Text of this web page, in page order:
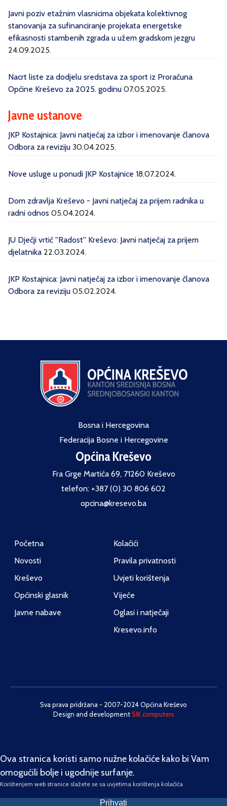
Javni poziv etažnim vlasnicima objekata kolektivnog
stanovanja za sufinanciranje projekata energetske
efikasnosti stambenih zgrada u užem gradskom jezgru
24.09.2025.
Nacrt liste za dodjelu sredstava za sport iz Proračuna
Općine Kreševo za 2025. godinu 07.05.2025.
Javne ustanove
JKP Kostajnica: Javni natječaj za izbor i imenovanje članova
Odbora za reviziju 30.04.2025.
Nove usluge u ponudi JKP Kostajnice 18.07.2024.
Dom zdravlja Kreševo - Javni natječaj za prijem radnika u
radni odnos 05.04.2024.
JU Dječji vrtić ''Radost'' Kreševo: Javni natječaj za prijem
djelatnika 22.03.2024.
JKP Kostajnica: Javni natječaj za izbor i imenovanje članova
Odbora za reviziju 05.02.2024.
Bosna i Hercegovina
Federacija Bosne i Hercegovine
Općina Kreševo
Fra Grge Martića 69, 71260 Kreševo
telefon: +387 (0) 30 806 602
opcina@kresevo.ba
Početna
Novosti
Kreševo
Općinski glasnik
Javne nabave
Kolačići
Pravila privatnosti
Uvjeti korištenja
Vijeće
Oglasi i natječaji
Kresevo.info
Sva prava pridržana - 2007-2024 Općina Kreševo
Design and developmentSIK computers
Ova stranica koristi samo nužne kolačiće kako bi Vam
omogućili bolje i ugodnije surfanje.
Korištenjem web stranice slažete se sa uvjetima korištenja kolačića
Prihvati